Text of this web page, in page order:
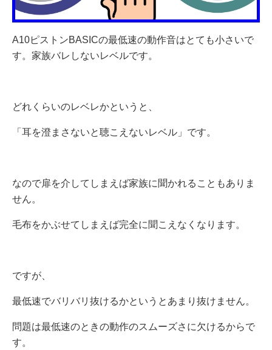
A10ピストンBASICの最低速の動作音はとても小さいで
す。家族バレしないレベルです。
どれくらいのレベレかというと、
「耳を澄まさないと聴こえないレベル」です。
なので扉を介してしまえば家族に聞かれることもありま
せん。
毛布をかぶせてしまえば完全に聞こえなくなります。
ですが、
最低速でバリバリ抜けるかというとあまり抜けません。
問題は最低速のときの動作のスムーズさに欠けるからで
す。